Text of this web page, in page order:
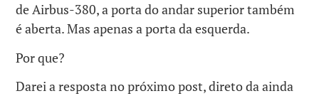
de Airbus-380, a porta do andar superior também
é aberta. Mas apenas a porta da esquerda.
Por que?
Darei a resposta no próximo post, direto da ainda